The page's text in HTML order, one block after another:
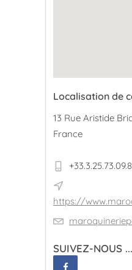
Localisation de
13 Rue Aristide
France
https://
SUIVEZ-NOUS ...